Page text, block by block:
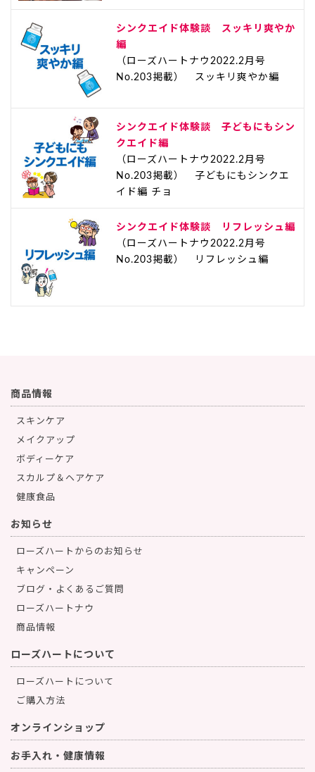
シンクエイド体験談 スッキリ爽やか
編
（ローズハートナウ2022.2月号
No.203掲載） スッキリ爽やか編
シンクエイド体験談 子どもにもシン
クエイド編
（ローズハートナウ2022.2月号
No.203掲載） 子どもにもシンクエ
イド編 チョ
シンクエイド体験談 リフレッシュ編
（ローズハートナウ2022.2月号
No.203掲載） リフレッシュ編
商品情報
スキンケア
メイクアップ
ボディーケア
スカルプ＆ヘアケア
健康食品
お知らせ
ローズハートからのお知らせ
キャンペーン
ブログ・よくあるご質問
ローズハートナウ
商品情報
ローズハートについて
ローズハートについて
ご購入方法
オンラインショップ
お手入れ・健康情報